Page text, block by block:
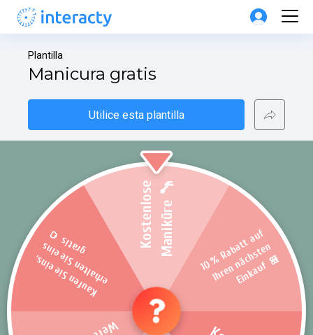
Plantilla
Manicura gratis
Utilice esta plantilla